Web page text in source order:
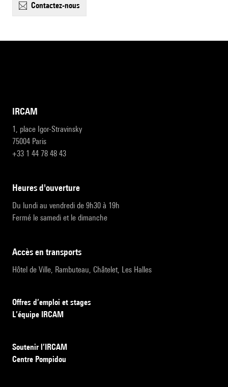
contactez-nous
IRCAM
1, place Igor-Stravinsky
75004 Paris
+33 1 44 78 48 43
heures d'ouverture
Du lundi au vendredi de 9h30 à 19h
Fermé le samedi et le dimanche
accès en transports
Hôtel de Ville, Rambuteau, Châtelet, Les Halles
Offres d’emploi et stages
L’équipe IRCAM
Soutenir l’IRCAM
Centre Pompidou